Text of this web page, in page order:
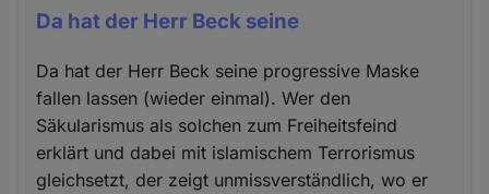
Da hat der Herr Beck seine
Da hat der Herr Beck seine progressive Maske
fallen lassen (wieder einmal). Wer den
Säkularismus als solchen zum Freiheitsfeind
erklärt und dabei mit islamischem Terrorismus
gleichsetzt, der zeigt unmissverständlich, wo er